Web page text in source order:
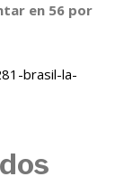
en 56 por
brasil-la-